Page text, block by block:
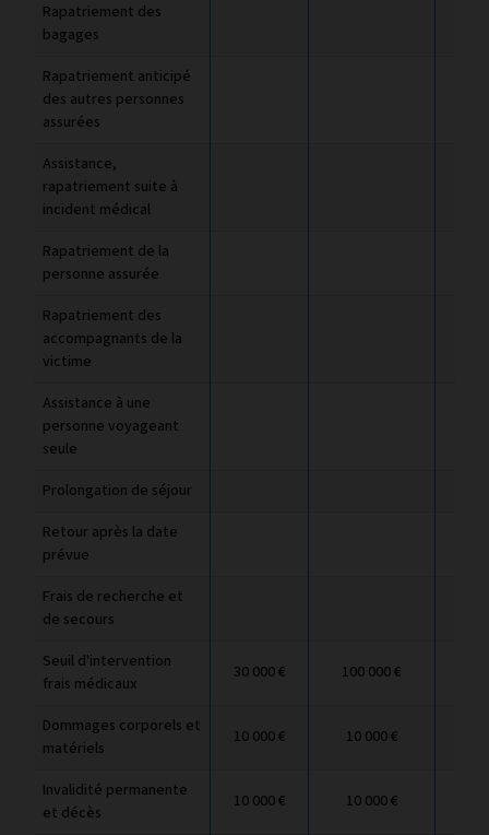
Rapatriement des
bagages
Rapatriement anticipé
des autres personnes
assurées
Assistance,
rapatriement suite à
incident médical
Rapatriement de la
personne assurée
Rapatriement des
accompagnants de la
victime
Assistance à une
personne voyageant
seule
Prolongation de séjour
Retour après la date
prévue
Frais de recherche et
de secours
Seuil d'intervention
frais médicaux
30 000 € 100 000 €
Dommages corporels et
matériels
10 000 € 10 000 €
Invalidité permanente
et décès
10 000 € 10 000 €